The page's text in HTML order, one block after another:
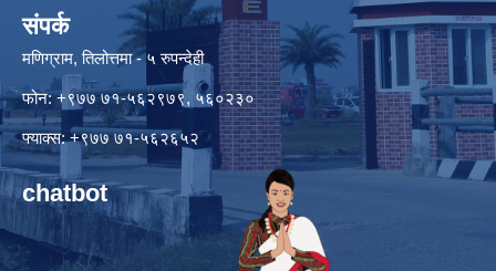
संपर्क
मणिग्राम, तिलोत्तमा - ५ रुपन्देही
फोन: +९७७ ७१-५६२९७९, ५६०२३०
फ्याक्स: +९७७ ७१-५६२६५२
chatbot